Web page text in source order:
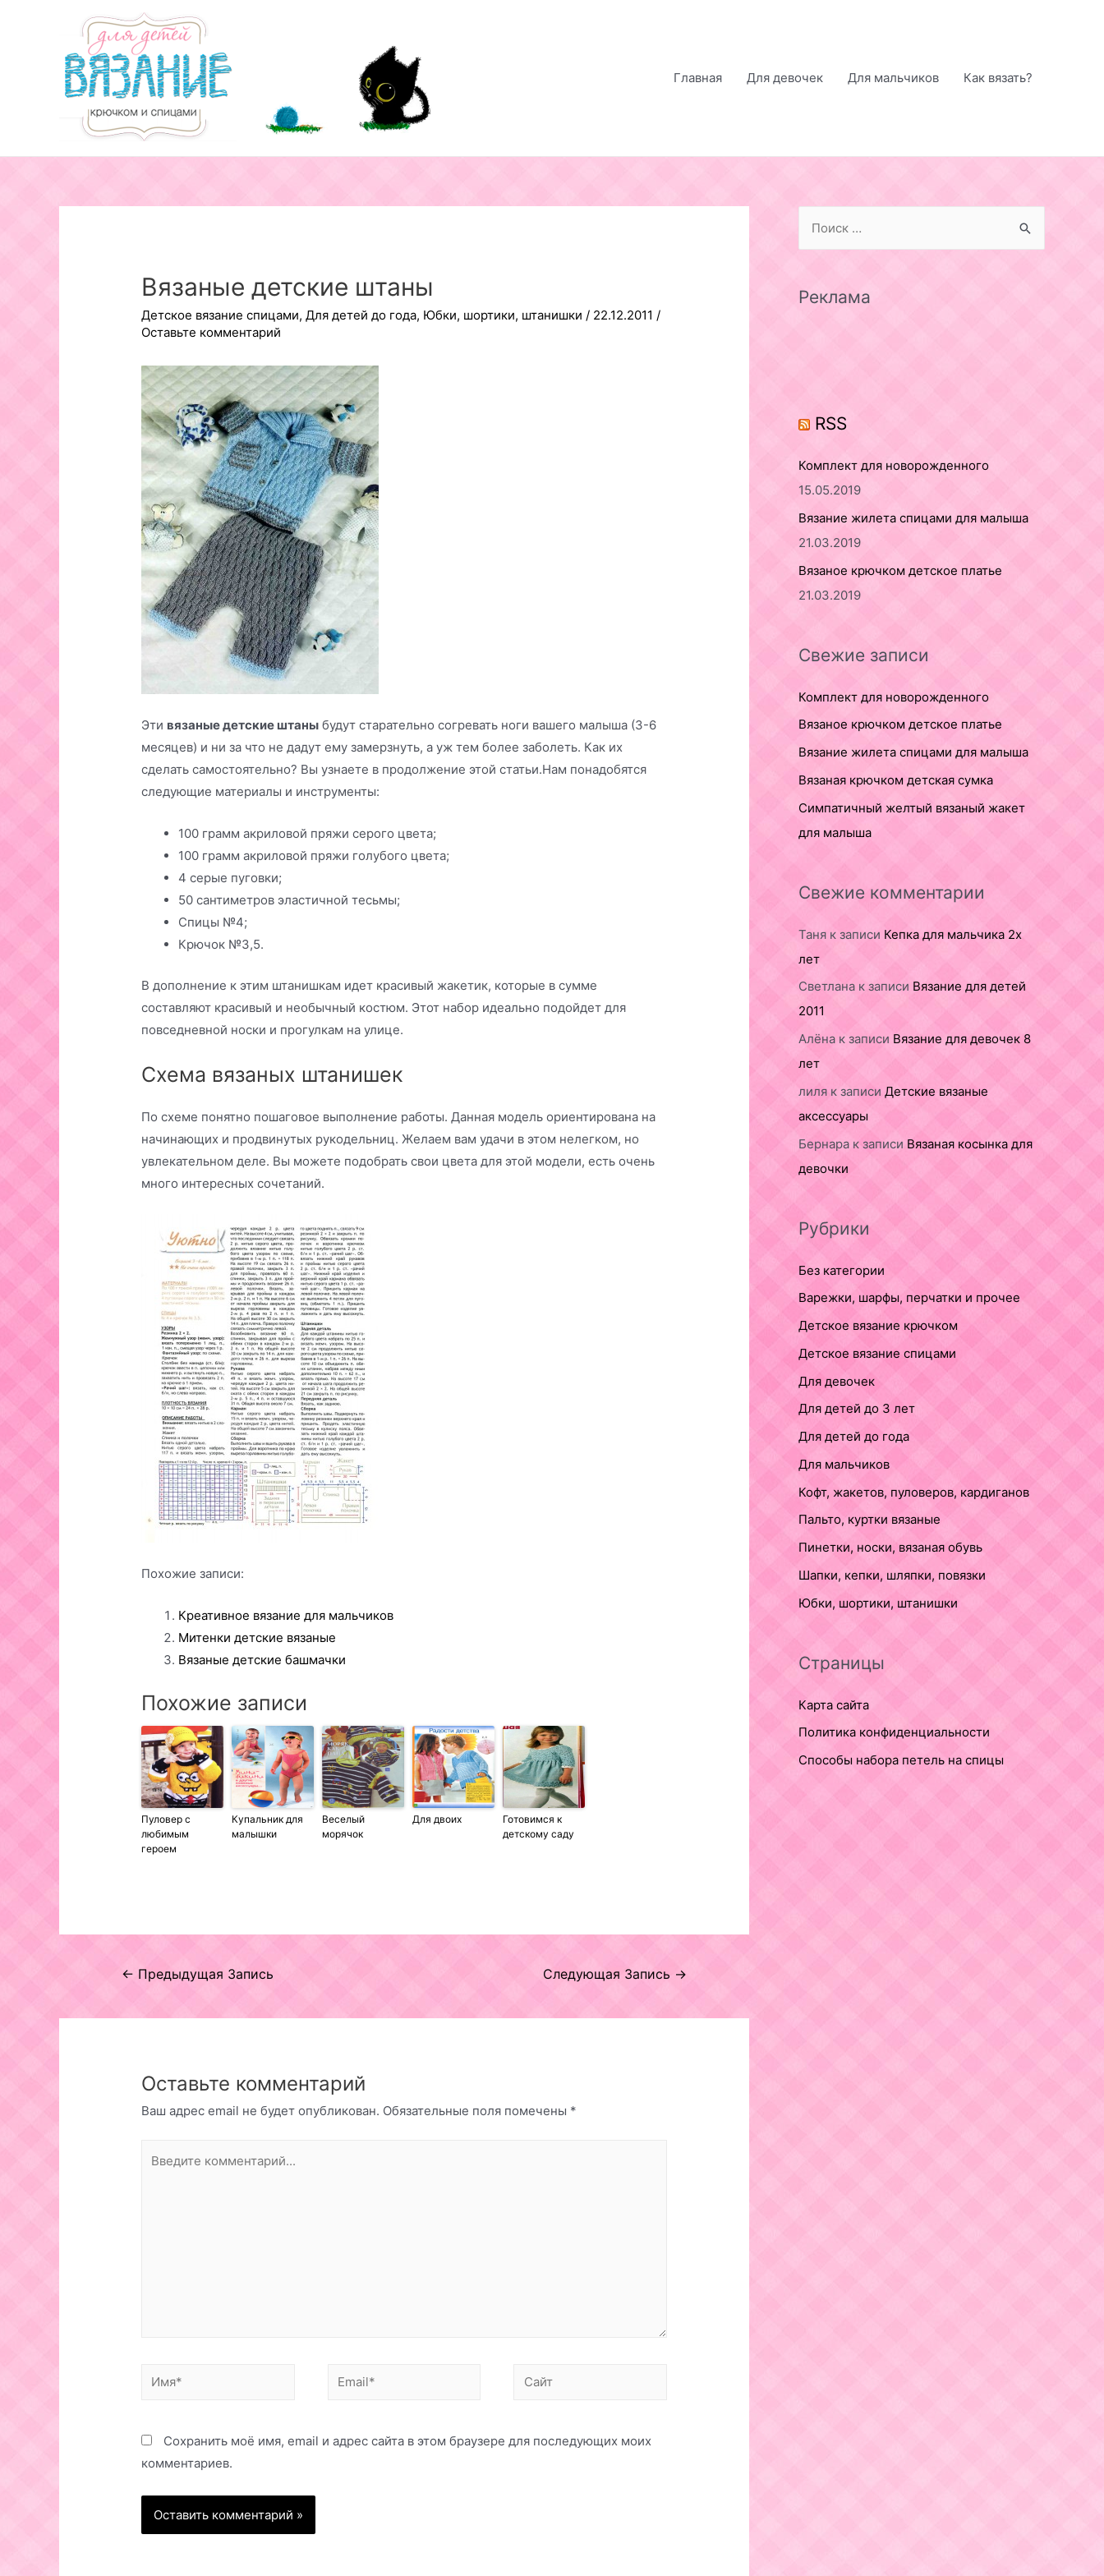
содержимому
Главная
Для девочек Для мальчиков Как вязать?
Вязаные детские штаны
Детское вязание спицами,Для детей до года, Юбки, шортики, штанишки / 22.12.2011 /
Оставьте комментарий
Эти вязаные детские штаны будут старательно согревать ноги вашего малыша (3-6
месяцев) и ни за что не дадут ему замерзнуть, а уж тем более заболеть. Как их
сделать самостоятельно? Вы узнаете в продолжение этой статьи.Нам понадобятся
следующие материалы и инструменты:
100 грамм акриловой пряжи серого цвета;
100 грамм акриловой пряжи голубого цвета;
4 серые пуговки;
50 сантиметров эластичной тесьмы;
Спицы №4;
Крючок №3,5.
В дополнение к этим штанишкам идет красивый жакетик, которые в сумме
составляют красивый и необычный костюм. Этот набор идеально подойдет для
повседневной носки и прогулкам на улице.
Схема вязаных штанишек
По схеме понятно пошаговое выполнение работы. Данная модель ориентирована на
начинающих и продвинутых рукодельниц. Желаем вам удачи в этом нелегком, но
увлекательном деле. Вы можете подобрать свои цвета для этой модели, есть очень
много интересных сочетаний.
Похожие записи:
Креативное вязание для мальчиков
Митенки детские вязаные
Вязаные детские башмачки
Похожие записи
Пуловер с
любимым
героем
Купальник для
малышки
Веселый
морячок
Для двоих
Готовимся к
детскому саду
Навигация
← Предыдущая Запись Следующая Запись →
Оставьте комментарий
Ваш адрес email не будет опубликован. Обязательные поля помечены *
комментарий...
Имя* Email* Сайт
Сохранить моё имя, email и адрес сайта в этом браузере для последующих моих
комментариев.
rРеклама
RSS
Комплект для новорожденного
15.05.2019
Вязание жилета спицами для малыша
21.03.2019
Вязаное крючком детское платье
21.03.2019
Свежие записи
Комплект для новорожденного
Вязаное крючком детское платье
Вязание жилета спицами для малыша
Вязаная крючком детская сумка
Симпатичный желтый вязаный жакет
для малыша
Свежие комментарии
Таня к записи Кепка для мальчика 2х
лет
Светлана к записи Вязание для детей
2011
Алёна к записи Вязание для девочек 8
лет
лиля к записи Детские вязаные
аксессуары
Бернара к записи Вязаная косынка для
девочки
Рубрики
Без категории
Варежки, шарфы, перчатки и прочее
Детское вязание крючком
Детское вязание спицами
Для девочек
Для детей до 3 лет
Для детей до года
Для мальчиков
Кофт, жакетов, пуловеров, кардиганов
Пальто, куртки вязаные
Пинетки, носки, вязаная обувь
Шапки, кепки, шляпки, повязки
Юбки, шортики, штанишки
Страницы
Карта сайта
Политика конфиденциальности
Способы набора петель на спицы